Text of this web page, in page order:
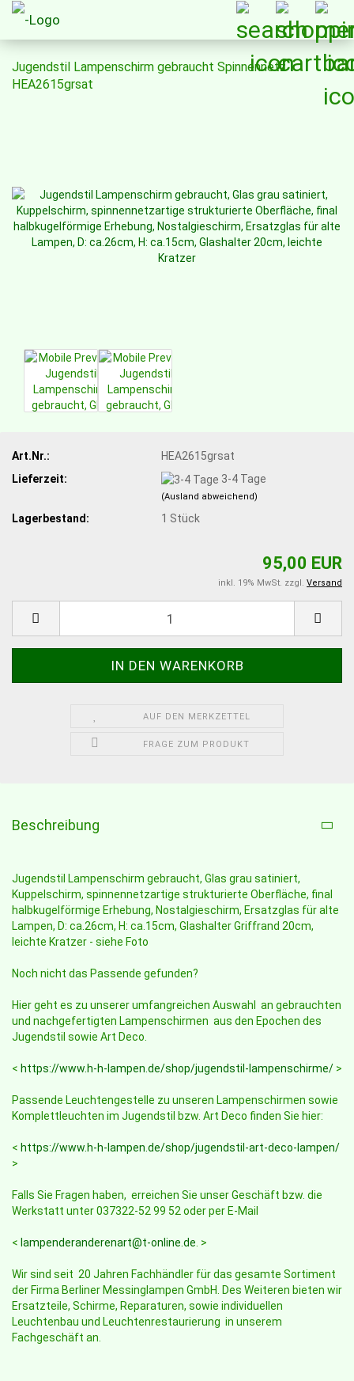
Jugendstil Lampenschirm gebraucht Spinnennetz
HEA2615grsat
Art.Nr.:
HEA2615grsat
Lieferzeit:
3-4 Tage
(Ausland abweichend)
Lagerbestand: 1 Stück
95,00 EUR
inkl. 19% MwSt. zzgl. Versand
AUF DEN MERKZETTEL
FRAGE ZUM PRODUKT
Beschreibung
Jugendstil Lampenschirm gebraucht, Glas grau satiniert,
Kuppelschirm, spinnennetzartige strukturierte Oberfläche, final
halbkugelförmige Erhebung, Nostalgieschirm, Ersatzglas für alte
Lampen, D: ca.26cm, H: ca.15cm, Glashalter Griffrand 20cm,
leichte Kratzer - siehe Foto
Noch nicht das Passende gefunden?
Hier geht es zu unserer umfangreichen Auswahl an gebrauchten
und nachgefertigten Lampenschirmen aus den Epochen des
Jugendstil sowie Art Deco.
< https://www.h-h-lampen.de/shop/jugendstil-lampenschirme/ >
Passende Leuchtengestelle zu unseren Lampenschirmen sowie
Komplettleuchten im Jugendstil bzw. Art Deco finden Sie hier:
< https://www.h-h-lampen.de/shop/jugendstil-art-deco-lampen/
>
Falls Sie Fragen haben, erreichen Sie unser Geschäft bzw. die
Werkstatt unter 037322-52 99 52 oder per E-Mail
< lampenderanderenart@t-online.de. >
Wir sind seit 20 Jahren Fachhändler für das gesamte Sortiment
der Firma Berliner Messinglampen GmbH. Des Weiteren bieten wir
Ersatzteile, Schirme, Reparaturen, sowie individuellen
Leuchtenbau und Leuchtenrestaurierung in unserem
Fachgeschäft an.